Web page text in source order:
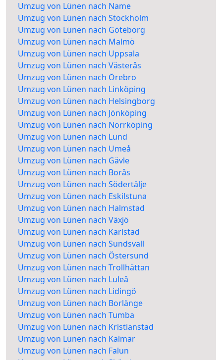
Umzug von Lünen nach Name
Umzug von Lünen nach Stockholm
Umzug von Lünen nach Göteborg
Umzug von Lünen nach Malmö
Umzug von Lünen nach Uppsala
Umzug von Lünen nach Västerås
Umzug von Lünen nach Örebro
Umzug von Lünen nach Linköping
Umzug von Lünen nach Helsingborg
Umzug von Lünen nach Jönköping
Umzug von Lünen nach Norrköping
Umzug von Lünen nach Lund
Umzug von Lünen nach Umeå
Umzug von Lünen nach Gävle
Umzug von Lünen nach Borås
Umzug von Lünen nach Södertälje
Umzug von Lünen nach Eskilstuna
Umzug von Lünen nach Halmstad
Umzug von Lünen nach Växjö
Umzug von Lünen nach Karlstad
Umzug von Lünen nach Sundsvall
Umzug von Lünen nach Östersund
Umzug von Lünen nach Trollhättan
Umzug von Lünen nach Luleå
Umzug von Lünen nach Lidingö
Umzug von Lünen nach Borlänge
Umzug von Lünen nach Tumba
Umzug von Lünen nach Kristianstad
Umzug von Lünen nach Kalmar
Umzug von Lünen nach Falun